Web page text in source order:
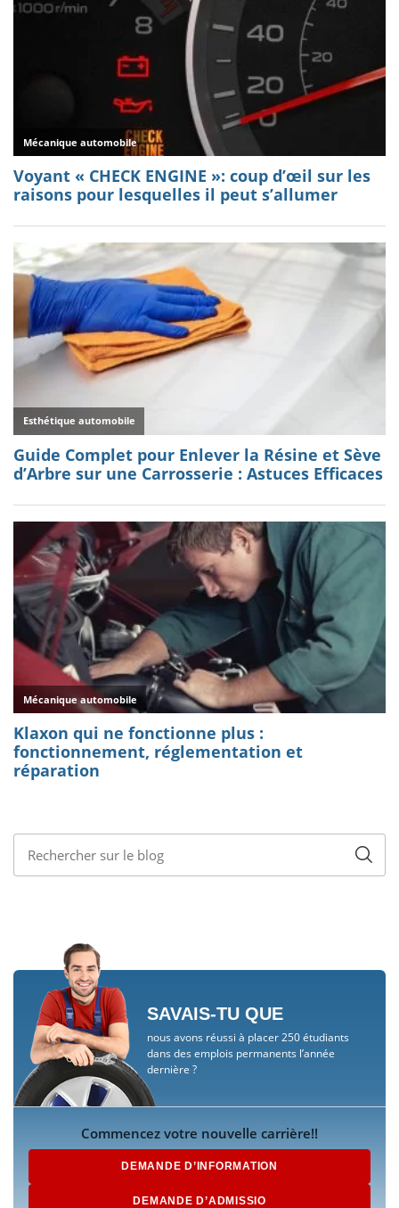
SAVAIS-TU QUE
nous avons réussi à placer 250 étudiants
dans des emplois permanents l’année
dernière ?
Commencez votre nouvelle carrière!!
DEMANDE D’INFORMATION
DEMANDE D’ADMISSIO